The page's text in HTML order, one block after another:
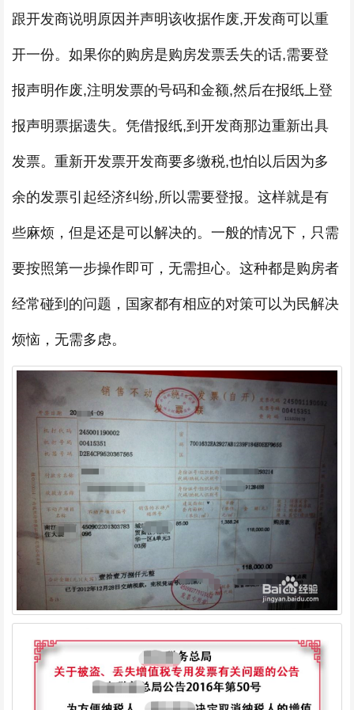
跟开发商说明原因并声明该收据作废,开发商可以重
开一份。如果你的购房是购房发票丢失的话,需要登
报声明作废,注明发票的号码和金额,然后在报纸上登
报声明票据遗失。凭借报纸,到开发商那边重新出具
发票。重新开发票开发商要多缴税,也怕以后因为多
余的发票引起经济纠纷,所以需要登报。这样就是有
些麻烦，但是还是可以解决的。一般的情况下，只需
要按照第一步操作即可，无需担心。这种都是购房者
经常碰到的问题，国家都有相应的对策可以为民解决
烦恼，无需多虑。